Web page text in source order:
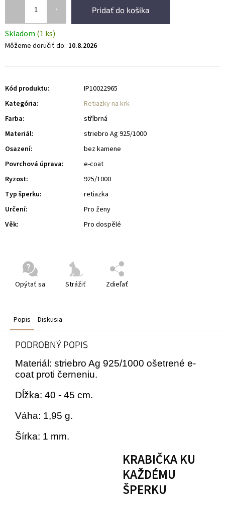
Pridať do košíka
Skladom (1 ks)
Môžeme doručiť do: 10.8.2026
Opýtať sa Strážiť Zdieľať
Kód produktu:
IP10022965
Kategória:
Retiazky na krk
Farba:
stříbrná
Materiál:
striebro Ag 925/1000
Osazení:
bez kamene
Povrchová úprava:
e-coat
Ryzost:
925/1000
Typ šperku:
retiazka
Určení:
Pro ženy
Věk: Pro dospělé
Popis Diskusia
PODROBNÝ POPIS
Materiál: striebro Ag 925/1000 ošetrené e-
coat proti černeniu.
Dĺžka: 40 - 45 cm.
Váha: 1,95 g.
Šírka: 1 mm.
KRABIČKA KU
KAŽDÉMU
ŠPERKU